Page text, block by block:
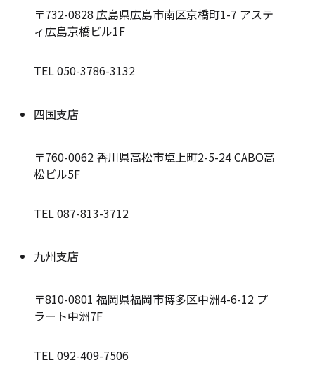
〒732-0828 広島県広島市南区京橋町1-7 アステ
ィ広島京橋ビル1F
TEL 050-3786-3132
四国支店
〒760-0062 香川県高松市塩上町2-5-24 CABO高
松ビル5F
TEL 087-813-3712
九州支店
〒810-0801 福岡県福岡市博多区中洲4-6-12 プ
ラート中洲7F
TEL 092-409-7506